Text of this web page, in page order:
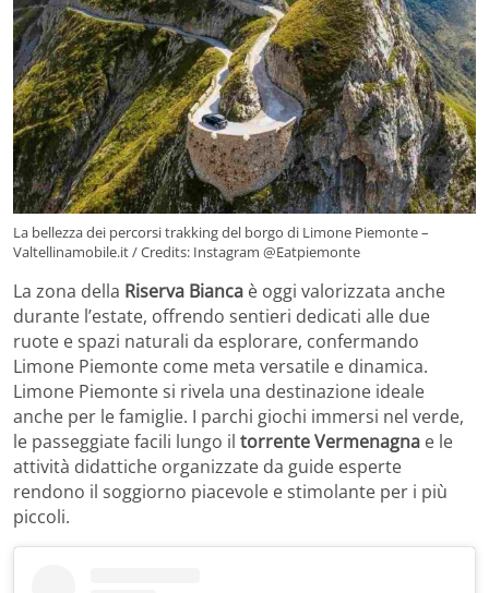
La bellezza dei percorsi trakking del borgo di Limone Piemonte –
Valtellinamobile.it / Credits: Instagram @Eatpiemonte
La zona della Riserva Bianca è oggi valorizzata anche
durante l’estate, offrendo sentieri dedicati alle due
ruote e spazi naturali da esplorare, confermando
Limone Piemonte come meta versatile e dinamica.
Limone Piemonte si rivela una destinazione ideale
anche per le famiglie. I parchi giochi immersi nel verde,
le passeggiate facili lungo il torrente Vermenagna e le
attività didattiche organizzate da guide esperte
rendono il soggiorno piacevole e stimolante per i più
piccoli.